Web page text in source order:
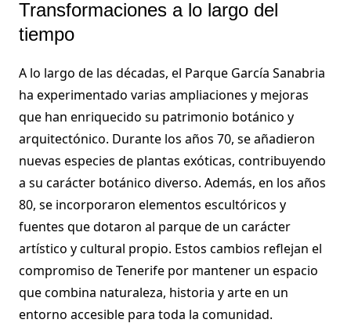
Transformaciones a lo largo del
tiempo
A lo largo de las décadas, el Parque García Sanabria
ha experimentado varias ampliaciones y mejoras
que han enriquecido su patrimonio botánico y
arquitectónico. Durante los años 70, se añadieron
nuevas especies de plantas exóticas, contribuyendo
a su carácter botánico diverso. Además, en los años
80, se incorporaron elementos escultóricos y
fuentes que dotaron al parque de un carácter
artístico y cultural propio. Estos cambios reflejan el
compromiso de Tenerife por mantener un espacio
que combina naturaleza, historia y arte en un
entorno accesible para toda la comunidad.